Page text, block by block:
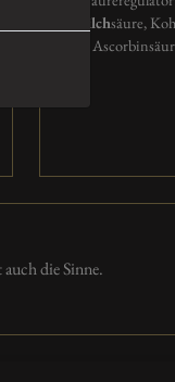
Milchsäure,
die Sinne.